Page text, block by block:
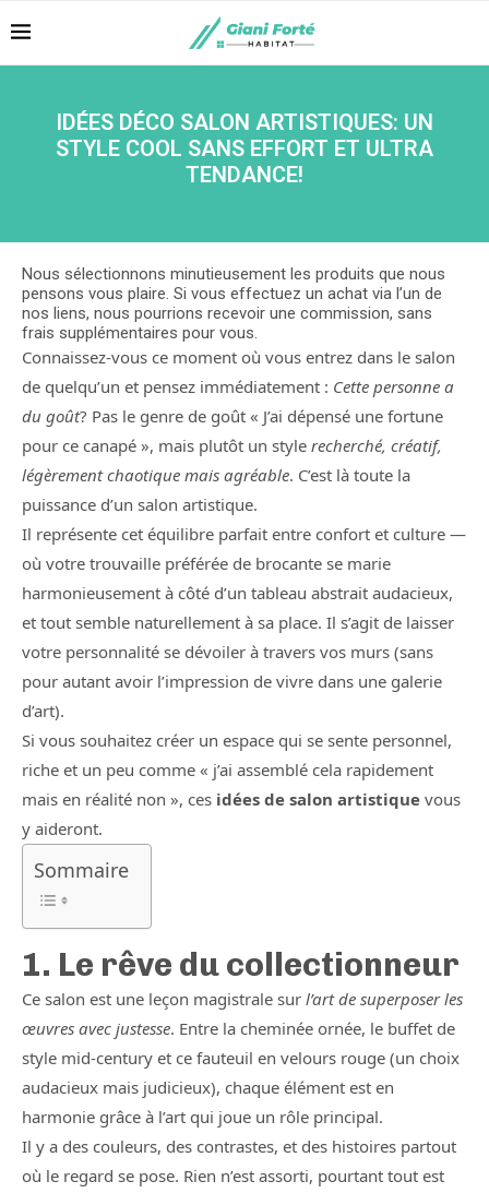
IDÉES DÉCO SALON ARTISTIQUES: UN
STYLE COOL SANS EFFORT ET ULTRA
TENDANCE!
Nous sélectionnons minutieusement les produits que nous
pensons vous plaire. Si vous effectuez un achat via l’un de
nos liens, nous pourrions recevoir une commission, sans
frais supplémentaires pour vous.
Connaissez-vous ce moment où vous entrez dans le salon
de quelqu’un et pensez immédiatement : Cette personne a
du goût? Pas le genre de goût « J’ai dépensé une fortune
pour ce canapé », mais plutôt un style recherché, créatif,
légèrement chaotique mais agréable. C’est là toute la
puissance d’un salon artistique.
Il représente cet équilibre parfait entre confort et culture —
où votre trouvaille préférée de brocante se marie
harmonieusement à côté d’un tableau abstrait audacieux,
et tout semble naturellement à sa place. Il s’agit de laisser
votre personnalité se dévoiler à travers vos murs (sans
pour autant avoir l’impression de vivre dans une galerie
d’art).
Si vous souhaitez créer un espace qui se sente personnel,
riche et un peu comme « j’ai assemblé cela rapidement
mais en réalité non », ces idées de salon artistique vous
y aideront.
Sommaire
1. Le rêve du collectionneur
Ce salon est une leçon magistrale sur l’art de superposer les
œuvres avec justesse. Entre la cheminée ornée, le buffet de
style mid-century et ce fauteuil en velours rouge (un choix
audacieux mais judicieux), chaque élément est en
harmonie grâce à l’art qui joue un rôle principal.
Il y a des couleurs, des contrastes, et des histoires partout
où le regard se pose. Rien n’est assorti, pourtant tout est